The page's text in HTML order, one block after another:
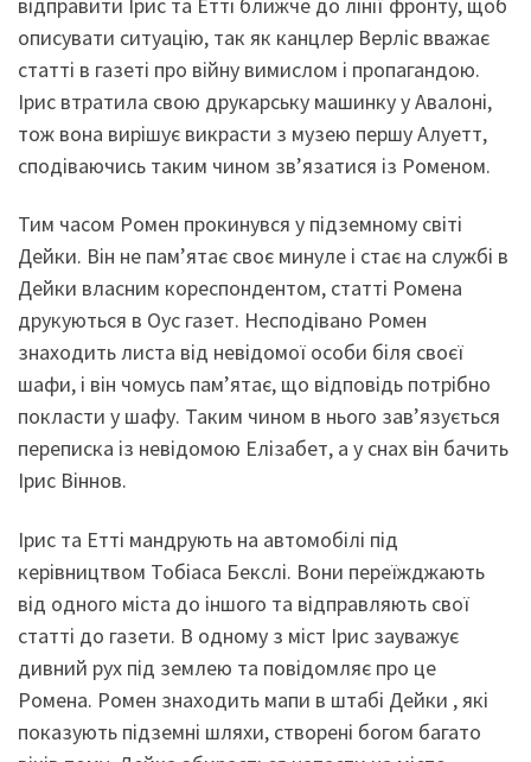
описувати ситуацію, так як канцлер Верліс вважає
статті в газеті про війну вимислом і пропагандою.
Ірис втратила свою друкарську машинку у Авалоні,
тож вона вирішує викрасти з музею першу Алуетт,
сподіваючись таким чином зв’язатися із Роменом.
Тим часом Ромен прокинувся у підземному світі
Дейки. Він не пам’ятає своє минуле і стає на службі в
Дейки власним кореспондентом, статті Ромена
друкуються в Оус газет. Несподівано Ромен
знаходить листа від невідомої особи біля своєї
шафи, і він чомусь пам’ятає, що відповідь потрібно
покласти у шафу. Таким чином в нього зав’язується
переписка із невідомою Елізабет, а у снах він бачить
Ірис Віннов.
Ірис та Етті мандрують на автомобілі під
керівництвом Тобіаса Бекслі. Вони переїжджають
від одного міста до іншого та відправляють свої
статті до газети. В одному з міст Ірис зауважує
дивний рух під землею та повідомляє про це
Ромена. Ромен знаходить мапи в штабі Дейки , які
показують підземні шляхи, створені богом багато